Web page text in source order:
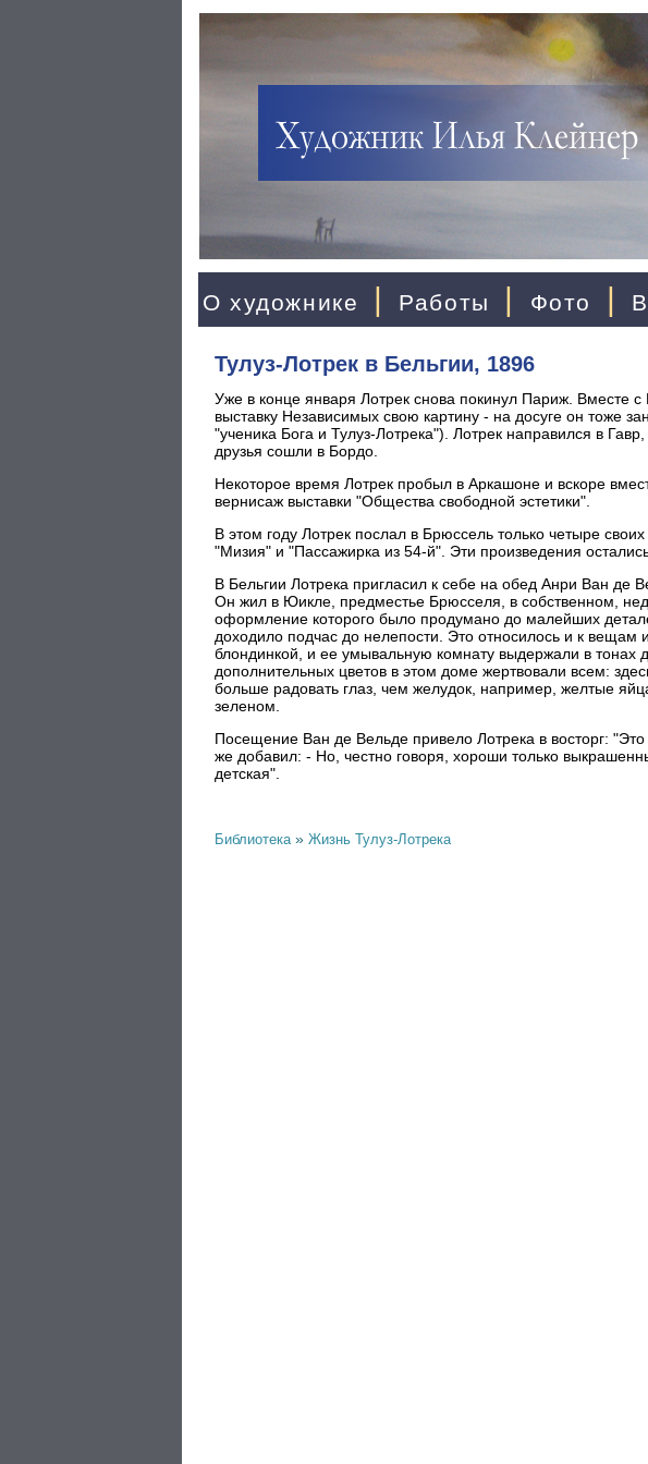
О художнике | Работы | Фото |
Тулуз-Лотрек в Бельгии, 1896
Уже в конце января Лотрек снова покинул Париж. Вместе
выставку Независимых свою картину - на досуге он тоже
"ученика Бога и Тулуз-Лотрека"). Лотрек направился в
друзья сошли в Бордо.
Некоторое время Лотрек пробыл в Аркашоне и вскоре
вернисаж выставки "Общества свободной эстетики".
В этом году Лотрек послал в Брюссель только четыре
"Мизия" и "Пассажирка из 54-й". Эти произведения
В Бельгии Лотрека пригласил к себе на обед Анри Ван де
Он жил в Юикле, предместье Брюсселя, в собственном,
оформление которого было продумано до малейших
доходило подчас до нелепости. Это относилось и к
блондинкой, и ее умывальную комнату выдержали в тонах
дополнительных цветов в этом доме жертвовали всем:
больше радовать глаз, чем желудок, например, желтые
зеленом.
Посещение Ван де Вельде привело Лотрека в восторг:
же добавил: - Но, честно говоря, хороши только
детская".
Библиотека » Жизнь Тулуз-Лотрека